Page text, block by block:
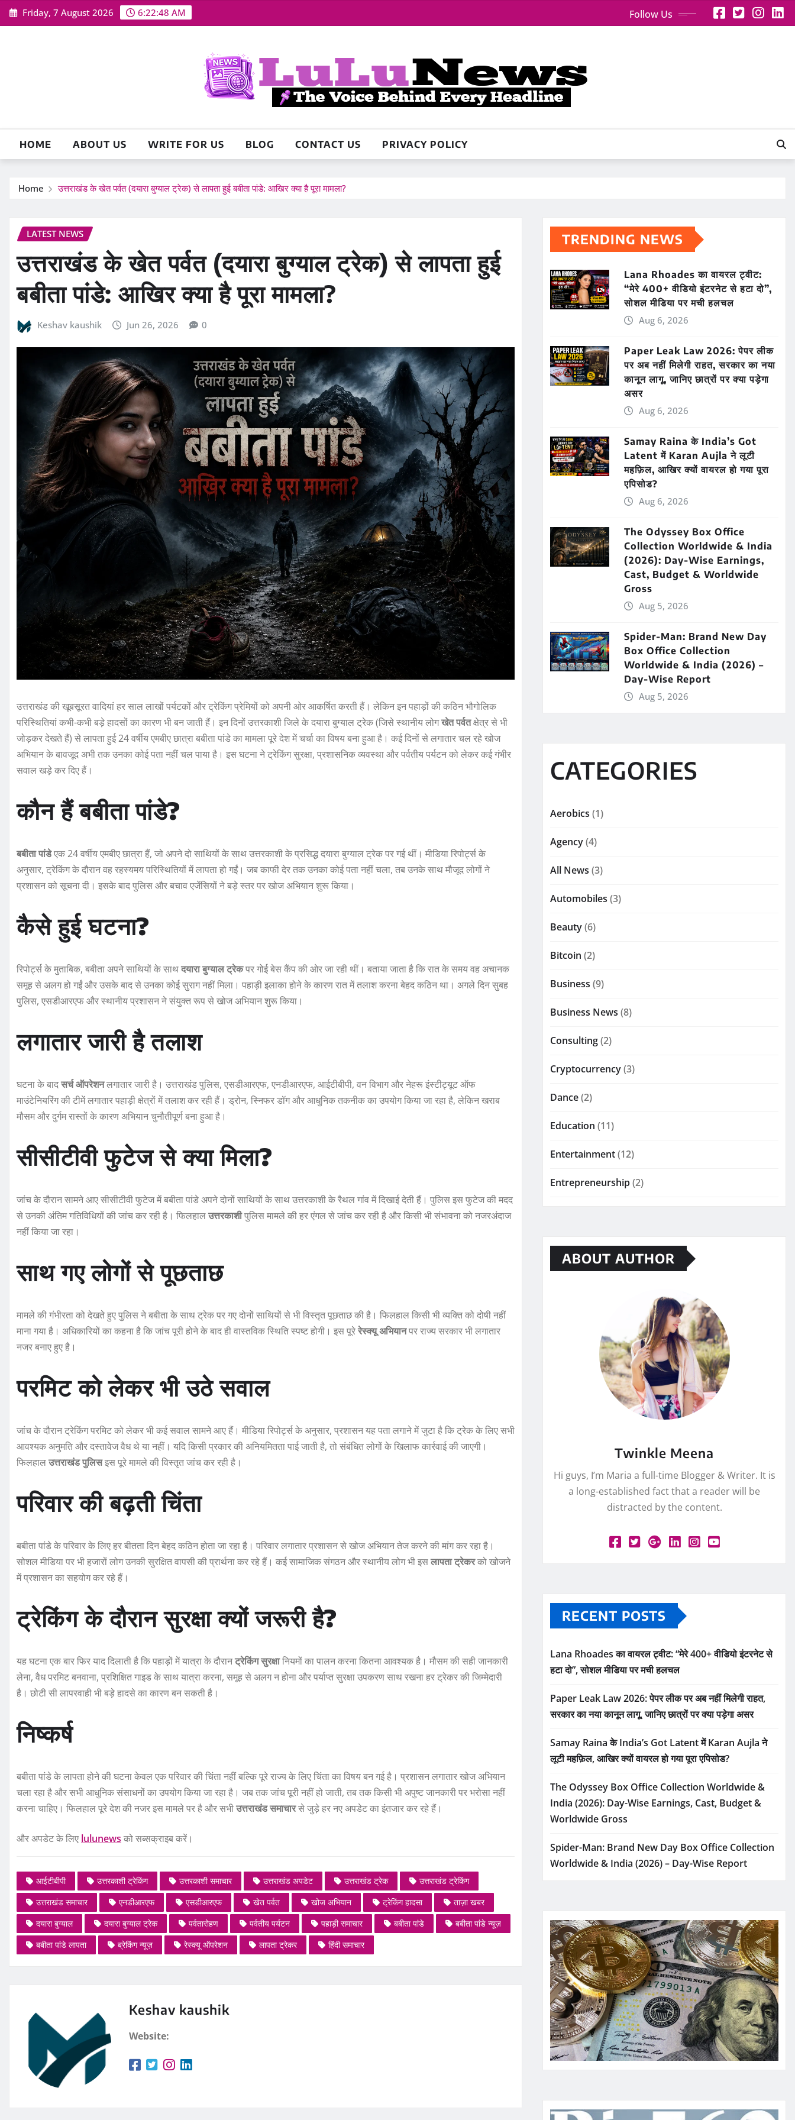
Skip
to
Friday, 7 August 2026 6:22:49 AM Follow Us
HOME ABOUT US WRITE FOR US BLOG CONTACT US PRIVACY POLICY
Home उत्तराखंड के खेत पर्वत (दयारा बुग्याल ट्रेक) से लापता हुई बबीता पांडे: आखिर क्या है पूरा मामला?
LATEST NEWS
उत्तराखंड के खेत पर्वत (दयारा बुग्याल ट्रेक) से लापता हुई
बबीता पांडे: आखिर क्या है पूरा मामला?
Keshav kaushik Jun 26, 2026 0
उत्तराखंड की खूबसूरत वादियां हर साल लाखों पर्यटकों और ट्रेकिंग प्रेमियों को अपनी ओर आकर्षित करती हैं। लेकिन इन पहाड़ों की कठिन भौगोलिक
परिस्थितियां कभी-कभी बड़े हादसों का कारण भी बन जाती हैं। इन दिनों उत्तरकाशी जिले के दयारा बुग्याल ट्रेक (जिसे स्थानीय लोगखेत पर्वतक्षेत्र से भी
जोड़कर देखते हैं) से लापता हुई 24 वर्षीय एमबीए छात्रा बबीता पांडे का मामला पूरे देश में चर्चा का विषय बना हुआ है। कई दिनों से लगातार चल रहे खोज
अभियान के बावजूद अभी तक उनका कोई पता नहीं चल पाया है। इस घटना ने ट्रेकिंग सुरक्षा, प्रशासनिक व्यवस्था और पर्वतीय पर्यटन को लेकर कई गंभीर
सवाल खड़े कर दिए हैं।
कौन हैं बबीता पांडे?
बबीता पांडेएक 24 वर्षीय एमबीए छात्रा हैं, जो अपने दो साथियों के साथ उत्तरकाशी के प्रसिद्ध दयारा बुग्याल ट्रेक पर गई थीं। मीडिया रिपोर्ट्स के
अनुसार, ट्रेकिंग के दौरान वह रहस्यमय परिस्थितियों में लापता हो गईं। जब काफी देर तक उनका कोई पता नहीं चला, तब उनके साथ मौजूद लोगों ने
प्रशासन को सूचना दी। इसके बाद पुलिस और बचाव एजेंसियों ने बड़े स्तर पर खोज अभियान शुरू किया।
कैसे हुई घटना?
रिपोर्ट्स के मुताबिक, बबीता अपने साथियों के साथदयारा बुग्याल ट्रेकपर गोई बेस कैंप की ओर जा रही थीं। बताया जाता है कि रात के समय वह अचानक
समूह से अलग हो गईं और उसके बाद से उनका कोई सुराग नहीं मिला। पहाड़ी इलाका होने के कारण रात में तलाश करना बेहद कठिन था। अगले दिन सुबह
पुलिस, एसडीआरएफ और स्थानीय प्रशासन ने संयुक्त रूप से खोज अभियान शुरू किया।
लगातार जारी है तलाश
घटना के बादसर्च ऑपरेशनलगातार जारी है। उत्तराखंड पुलिस, एसडीआरएफ, एनडीआरएफ, आईटीबीपी, वन विभाग और नेहरू इंस्टीट्यूट ऑफ
माउंटेनियरिंग की टीमें लगातार पहाड़ी क्षेत्रों में तलाश कर रही हैं। ड्रोन, स्निफर डॉग और आधुनिक तकनीक का उपयोग किया जा रहा है, लेकिन खराब
मौसम और दुर्गम रास्तों के कारण अभियान चुनौतीपूर्ण बना हुआ है।
सीसीटीवी फुटेज से क्या मिला?
जांच के दौरान सामने आए सीसीटीवी फुटेज में बबीता पांडे अपने दोनों साथियों के साथ उत्तरकाशी के रैथल गांव में दिखाई देती हैं। पुलिस इस फुटेज की मदद
से उनकी अंतिम गतिविधियों की जांच कर रही है। फिलहालउत्तरकाशीपुलिस मामले की हर एंगल से जांच कर रही है और किसी भी संभावना को नजरअंदाज
नहीं किया जा रहा।
साथ गए लोगों से पूछताछ
मामले की गंभीरता को देखते हुए पुलिस ने बबीता के साथ ट्रेक पर गए दोनों साथियों से भी विस्तृत पूछताछ की है। फिलहाल किसी भी व्यक्ति को दोषी नहीं
माना गया है। अधिकारियों का कहना है कि जांच पूरी होने के बाद ही वास्तविक स्थिति स्पष्ट होगी। इस पूरेरेस्क्यू अभियानपर राज्य सरकार भी लगातार
नजर बनाए हुए है।
परमिट को लेकर भी उठे सवाल
जांच के दौरान ट्रेकिंग परमिट को लेकर भी कई सवाल सामने आए हैं। मीडिया रिपोर्ट्स के अनुसार, प्रशासन यह पता लगाने में जुटा है कि ट्रेक के लिए सभी
आवश्यक अनुमति और दस्तावेज वैध थे या नहीं। यदि किसी प्रकार की अनियमितता पाई जाती है, तो संबंधित लोगों के खिलाफ कार्रवाई की जाएगी।
फिलहालउत्तराखंड पुलिसइस पूरे मामले की विस्तृत जांच कर रही है।
परिवार की बढ़ती चिंता
बबीता पांडे के परिवार के लिए हर बीतता दिन बेहद कठिन होता जा रहा है। परिवार लगातार प्रशासन से खोज अभियान तेज करने की मांग कर रहा है।
सोशल मीडिया पर भी हजारों लोग उनकी सुरक्षित वापसी की प्रार्थना कर रहे हैं। कई सामाजिक संगठन और स्थानीय लोग भी इसलापता ट्रेकरको खोजने
में प्रशासन का सहयोग कर रहे हैं।
ट्रेकिंग के दौरान सुरक्षा क्यों जरूरी है?
यह घटना एक बार फिर याद दिलाती है कि पहाड़ों में यात्रा के दौरानट्रेकिंग सुरक्षानियमों का पालन करना कितना आवश्यक है। मौसम की सही जानकारी
लेना, वैध परमिट बनवाना, प्रशिक्षित गाइड के साथ यात्रा करना, समूह से अलग न होना और पर्याप्त सुरक्षा उपकरण साथ रखना हर ट्रेकर की जिम्मेदारी
है। छोटी सी लापरवाही भी बड़े हादसे का कारण बन सकती है।
निष्कर्ष
बबीता पांडे के लापता होने की घटना केवल एक परिवार की चिंता नहीं बल्कि पूरे राज्य के लिए चिंता का विषय बन गई है। प्रशासन लगातार खोज अभियान
चला रहा है और सभी आधुनिक संसाधनों का उपयोग किया जा रहा है। जब तक जांच पूरी नहीं हो जाती, तब तक किसी भी अपुष्ट जानकारी पर भरोसा नहीं
करना चाहिए। फिलहाल पूरे देश की नजर इस मामले पर है और सभीउत्तराखंड समाचारसे जुड़े हर नए अपडेट का इंतजार कर रहे हैं।
और अपडेट के लिए lulunews को सब्सक्राइब करें।
आईटीबीपी उत्तरकाशी ट्रेकिंग उत्तरकाशी समाचार उत्तराखंड अपडेट उत्तराखंड ट्रेक
उत्तराखंड ट्रेकिंग
उत्तराखंड समाचार
एनडीआरएफ एसडीआरएफ खेत पर्वत खोज अभियान ट्रेकिंग हादसा
ताज़ा खबर
दयारा बुग्याल
दयारा बुग्याल ट्रेक पर्वतारोहण पर्वतीय पर्यटन पहाड़ी समाचार बबीता पांडे
बबीता पांडे न्यूज़
बबीता पांडे लापता
ब्रेकिंग न्यूज़ रेस्क्यू ऑपरेशन लापता ट्रेकर हिंदी समाचार
Keshav kaushik
Website:
TRENDING NEWS
Lana Rhoades का वायरल ट्वीट:
“मेरे 400+ वीडियो इंटरनेट से हटा दो”,
सोशल मीडिया पर मची हलचल
Aug 6, 2026
Paper Leak Law 2026: पेपर लीक
पर अब नहीं मिलेगी राहत, सरकार का नया
कानून लागू, जानिए छात्रों पर क्या पड़ेगा
असर
Aug 6, 2026
Samay Raina के India’s Got
Latent में Karan Aujla ने लूटी
महफ़िल, आखिर क्यों वायरल हो गया पूरा
एपिसोड?
Aug 6, 2026
The Odyssey Box Office
Collection Worldwide & India
(2026): Day-Wise Earnings,
Cast, Budget & Worldwide
Gross
Aug 5, 2026
Spider-Man: Brand New Day
Box Office Collection
Worldwide & India (2026) –
Day-Wise Report
Aug 5, 2026
CATEGORIES
Aerobics (1)
Agency(4)
All News (3)
Automobiles (3)
Beauty(6)
Bitcoin (2)
Business (9)
Business News (8)
Consulting(2)
Cryptocurrency(3)
Dance(2)
Education (11)
Entertainment(12)
Entrepreneurship(2)
ABOUT AUTHOR
Twinkle Meena
Hi guys, I’m Maria a full-time Blogger & Writer. It is
a long-established fact that a reader will be
distracted by the content.
RECENT POSTS
Lana Rhoades का वायरल ट्वीट: “मेरे 400+ वीडियो इंटरनेट से
हटा दो”, सोशल मीडिया पर मची हलचल
Paper Leak Law 2026: पेपर लीक पर अब नहीं मिलेगी राहत,
सरकार का नया कानून लागू, जानिए छात्रों पर क्या पड़ेगा असर
Samay Raina के India’s Got Latent में Karan Aujla ने
लूटी महफ़िल, आखिर क्यों वायरल हो गया पूरा एपिसोड?
The Odyssey Box Office Collection Worldwide &
India (2026): Day-Wise Earnings, Cast, Budget &
Worldwide Gross
Spider-Man: Brand New Day Box Office Collection
Worldwide & India (2026) – Day-Wise Report